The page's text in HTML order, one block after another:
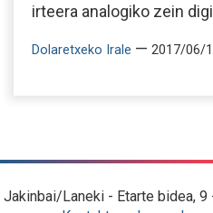
irteera analogiko zein
Dolaretxeko Irale — 2017/06/
Jakinbai/Laneki - Etarte bidea,